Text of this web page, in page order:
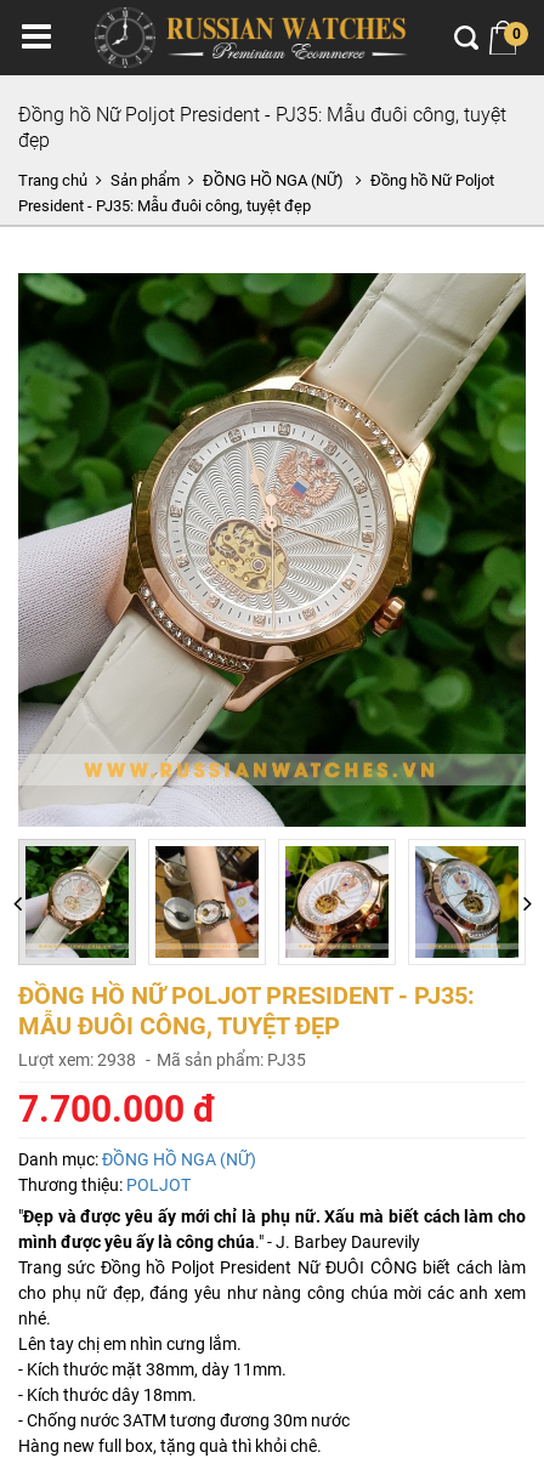
0
Đồng hồ Nữ Poljot President - PJ35: Mẫu đuôi công, tuyệt
đẹp
Trang chủ Sản phẩm ĐỒNG HỒ NGA (NỮ)
Đồng hồ Nữ Poljot
President - PJ35: Mẫu đuôi công, tuyệt đẹp
ĐỒNG HỒ NỮ POLJOT PRESIDENT - PJ35:
MẪU ĐUÔI CÔNG, TUYỆT ĐẸP
Lượt xem: 2938 Mã sản phẩm: PJ35
7.700.000 đ
Danh mục:ĐỒNG HỒ NGA (NỮ)
Thương thiệu: POLJOT
"Ðẹp và được yêu ấy mới chỉ là phụ nữ. Xấu mà biết cách làm cho
mình được yêu ấy là công chúa." - J. Barbey Daurevily
Trang sức Đồng hồ Poljot President Nữ ĐUÔI CÔNG biết cách làm
cho phụ nữ đẹp, đáng yêu như nàng công chúa mời các anh xem
nhé.
Lên tay chị em nhìn cưng lắm.
- Kích thước mặt 38mm, dày 11mm.
- Kích thước dây 18mm.
- Chống nước 3ATM tương đương 30m nước
Hàng new full box, tặng quà thì khỏi chê.